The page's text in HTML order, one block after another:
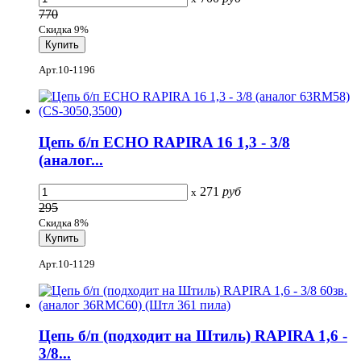
770
Скидка 9%
Арт.10-1196
Цепь б/п ECHO RAPIRA 16 1,3 - 3/8
(аналог...
x 271 руб
295
Скидка 8%
Арт.10-1129
Цепь б/п (подходит на Штиль) RAPIRA 1,6 -
3/8...